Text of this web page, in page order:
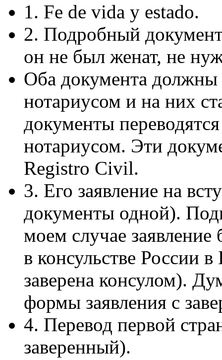
1. Fe de vida y estado.
2. Подробный документ
он не был женат, не
Оба документа
нотариусом и на них
документы
нотариусом. Эти
Registro Civil.
3. Его заявление на
документы одной).
моем случае
в консульстве России
заверена консулом).
формы заявления с
4. Перевод первой
заверенный).